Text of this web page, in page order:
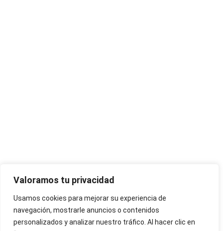
Valoramos tu privacidad
Usamos cookies para mejorar su experiencia de
navegación, mostrarle anuncios o contenidos
personalizados y analizar nuestro tráfico. Al hacer clic en